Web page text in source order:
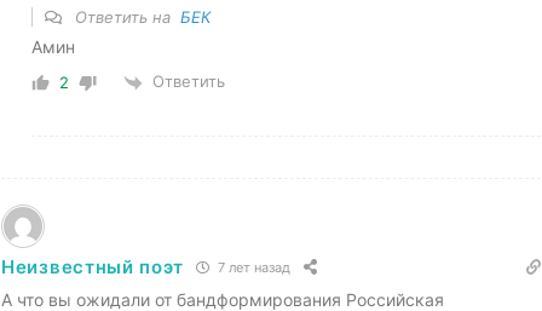
Ответить на БЕК
Амин
2 Ответить
Неизвестный поэт 7 лет назад
А что вы ожидали от бандформирования Российская